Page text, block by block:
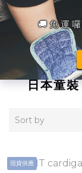
日本童
Sort by
現貨供應